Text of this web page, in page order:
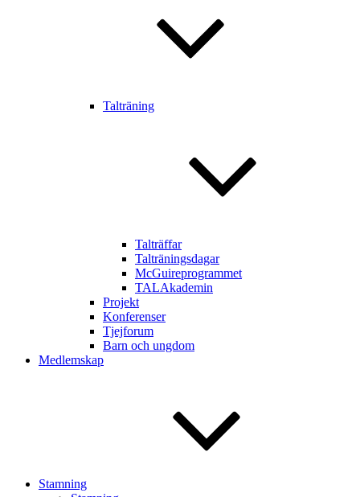
Talträning
Talträffar
Talträningsdagar
McGuireprogrammet
TALAkademin
Projekt
Konferenser
Tjejforum
Barn och ungdom
Medlemskap
Stamning